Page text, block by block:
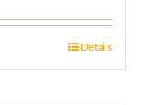
Details